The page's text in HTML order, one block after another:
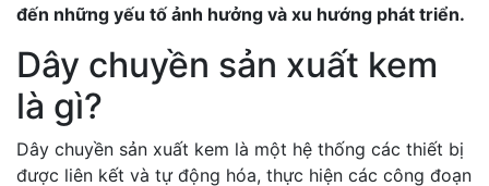
đến những yếu tố ảnh hưởng và xu hướng phát triển.
Dây chuyền sản xuất kem
là gì?
Dây chuyền sản xuất kem là một hệ thống các thiết bị
được liên kết và tự động hóa, thực hiện các công đoạn